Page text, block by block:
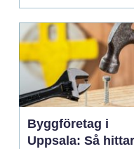
Byggföretag i
Uppsala: Så hittar